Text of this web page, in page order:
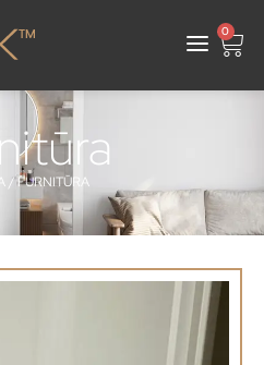
0
/ FURNITŪRA